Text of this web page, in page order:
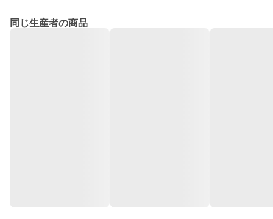
同じ生産者の商品